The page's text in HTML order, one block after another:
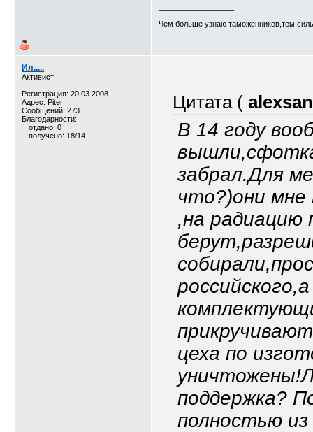
Чем больше узнаю таможенников,тем
Ил.....
Активист
Регистрация: 20.03.2008
Адрес: Piter
Сообщений: 273
Благодарности:
отдано: 0
получено: 18/14
Цитата (
В 14 году
забрал.Для
что?)они
,на радиацию
цеха по
поддержка?
полностью